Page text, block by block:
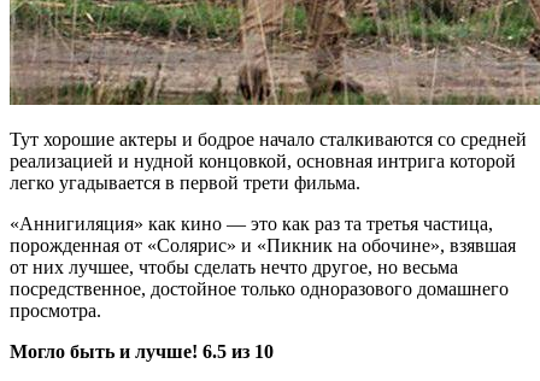
Тут хорошие актеры и бодрое начало сталкиваются со средней
реализацией и нудной концовкой, основная интрига которой
легко угадывается в первой трети фильма.
«Аннигиляция» как кино — это как раз та третья частица,
порожденная от «Солярис» и «Пикник на обочине», взявшая
от них лучшее, чтобы сделать нечто другое, но весьма
посредственное, достойное только одноразового домашнего
просмотра.
Могло быть и лучше! 6.5 из 10